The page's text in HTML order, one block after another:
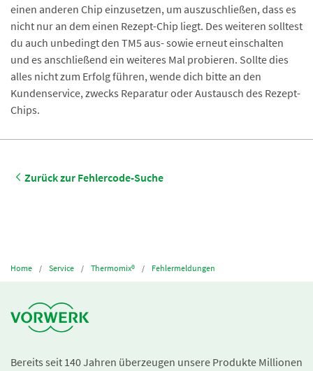
einen anderen Chip einzusetzen, um auszuschließen, dass es
nicht nur an dem einen Rezept-Chip liegt. Des weiteren solltest
du auch unbedingt den TM5 aus- sowie erneut einschalten
und es anschließend ein weiteres Mal probieren. Sollte dies
alles nicht zum Erfolg führen, wende dich bitte an den
Kundenservice, zwecks Reparatur oder Austausch des Rezept-
Chips.
Zurück zur Fehlercode-Suche
Home Service Thermomix® Fehlermeldungen
Bereits seit 140 Jahren überzeugen unsere Produkte Millionen